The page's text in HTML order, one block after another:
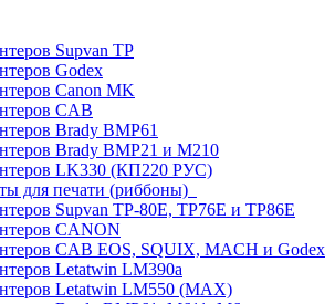
Supvan TP
Godex
Canon MK
CAB
Brady BMP61
Brady BMP21 и M210
LK330 (КП220 РУС)
для печати (риббоны)
Supvan TP-80E, TP76E и TP86E
CANON
CAB EOS, SQUIX, MACH и Godex
Letatwin LM390a
Letatwin LM550 (MAX)